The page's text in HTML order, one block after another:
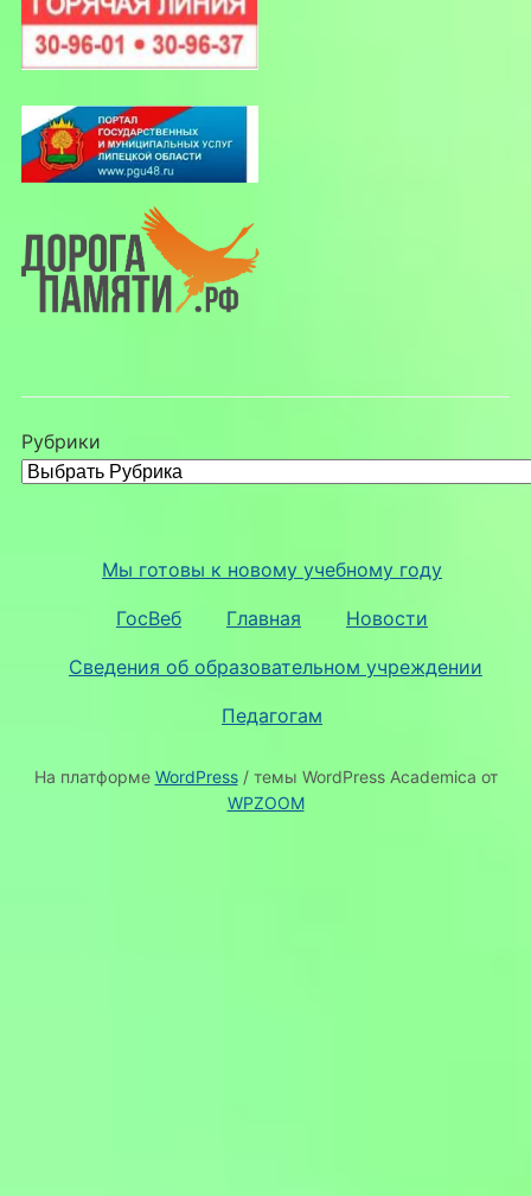
Рубрики
Мы готовы к новому учебному году
ГосВеб Главная Новости
Сведения об образовательном учреждении
Педагогам
На платформе WordPress/ темы WordPress Academica от
WPZOOM